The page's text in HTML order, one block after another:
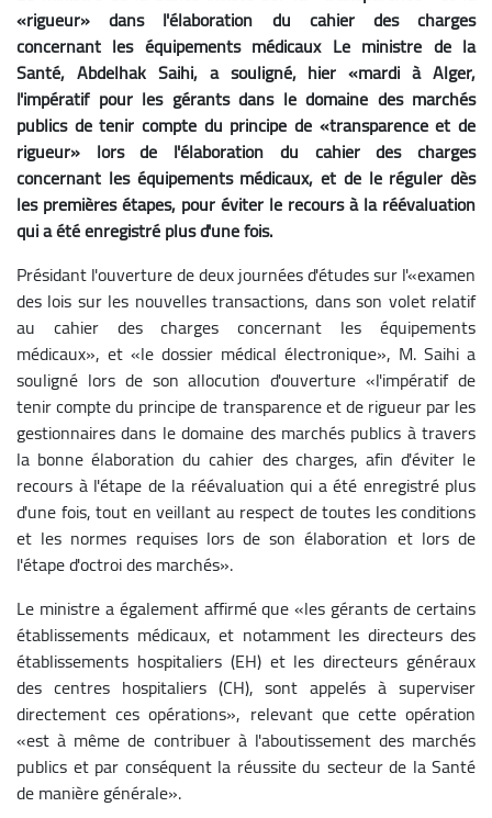
«rigueur» dans l'élaboration du cahier des charges
concernant les équipements médicaux Le ministre de la
Santé, Abdelhak Saihi, a souligné, hier «mardi à Alger,
l'impératif pour les gérants dans le domaine des marchés
publics de tenir compte du principe de «transparence et de
rigueur» lors de l'élaboration du cahier des charges
concernant les équipements médicaux, et de le réguler dès
les premières étapes, pour éviter le recours à la réévaluation
qui a été enregistré plus d'une fois.
Présidant l'ouverture de deux journées d'études sur l'«examen
des lois sur les nouvelles transactions, dans son volet relatif
au cahier des charges concernant les équipements
médicaux», et «le dossier médical électronique», M. Saihi a
souligné lors de son allocution d'ouverture «l'impératif de
tenir compte du principe de transparence et de rigueur par les
gestionnaires dans le domaine des marchés publics à travers
la bonne élaboration du cahier des charges, afin d'éviter le
recours à l'étape de la réévaluation qui a été enregistré plus
d'une fois, tout en veillant au respect de toutes les conditions
et les normes requises lors de son élaboration et lors de
l'étape d'octroi des marchés».
Le ministre a également affirmé que «les gérants de certains
établissements médicaux, et notamment les directeurs des
établissements hospitaliers (EH) et les directeurs généraux
des centres hospitaliers (CH), sont appelés à superviser
directement ces opérations», relevant que cette opération
«est à même de contribuer à l'aboutissement des marchés
publics et par conséquent la réussite du secteur de la Santé
de manière générale».